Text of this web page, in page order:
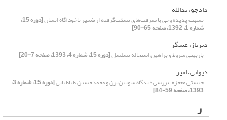
دادجو، یدالله
نسبت پدیده وحی با معرفت‌های نشئت‌گرفته از ضمیر ناخودآگاه انسان [دوره 15،
شماره 1، 1392، صفحه 65-90]
دیرباز، عسگر
بازبینی شروط و براهین استحاله تسلسل[دوره 15، شماره 4، 1393، صفحه 7-20]
دیوانی، امیر
چیستی معجزه: بررسی دیدگاه سویین‌برن و محمدحسین طباطبایی [دوره 15، شماره 3،
1393، صفحه 59-84]
ر